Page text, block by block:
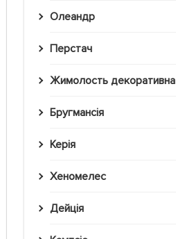
Олеандр
Перстач
Жимолость декоративна
Бругмансія
Керія
Хеномелес
Дейція